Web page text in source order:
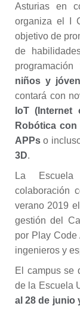
Asturias en
organiza el I
objetivo de
de
niños y
contará con
IoT (Internet
Robótica
APPs o
3D.
La
colaboración
verano 2019 el
gestión del
por Play Code
ingenieros y
El campus se
de la Escuela
al 28 de junio